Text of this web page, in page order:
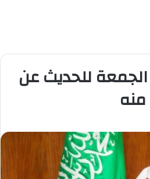
للحديث عن
منه